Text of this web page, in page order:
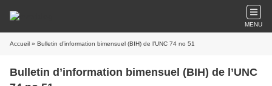
MENU
Accueil » Bulletin d’information bimensuel (BIH) de l’UNC 74 no 51
Bulletin d’information bimensuel (BIH) de l’UNC